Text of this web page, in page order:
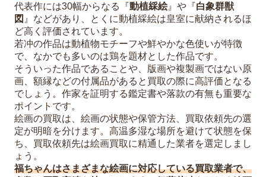
代表作には30幅からなる『動植綵絵』や『白象群獣
図 』などがあり、とくに動植綵絵は皇室に献納されるほ
ど高く評価されています。
若冲の作品は動植物モチーフや鮮やかな色使いが特徴
で、なかでも多いのは鶏を題材とした作品です。
そういった作品であることや、版画や複製画ではない原
画、額縁などの付属品があると買取の際に高評価となる
でしょう。作家を証明する鑑定書や落款の有無も重要な
ポイントです。
絵画の買取は、絵画の状態や保管方法、買取依頼先の選
定が明暗を分けます。高温多湿な場所を避けて状態を保
ち、買取依頼先は絵画買取に精通した業者を選定しまし
ょう。
福ちゃんはさまざまな絵画に対応している買取業者で、